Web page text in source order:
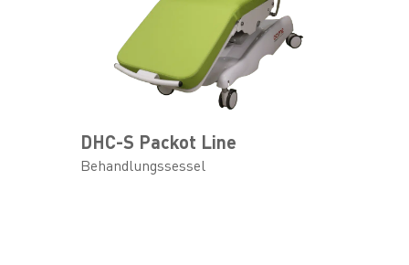
DHC-S Packot Line
Behandlungssessel